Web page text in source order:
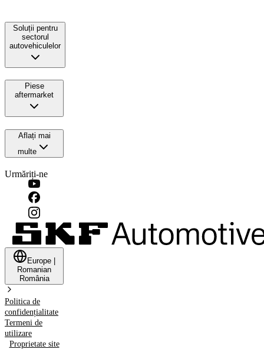
Soluții pentru
sectorul
autovehiculelor
Piese
aftermarket
Aflați mai
multe
Urmăriți-ne
Europe
Romanian
România
Politica de
confidențialitate
Termeni de
utilizare
Proprietate site